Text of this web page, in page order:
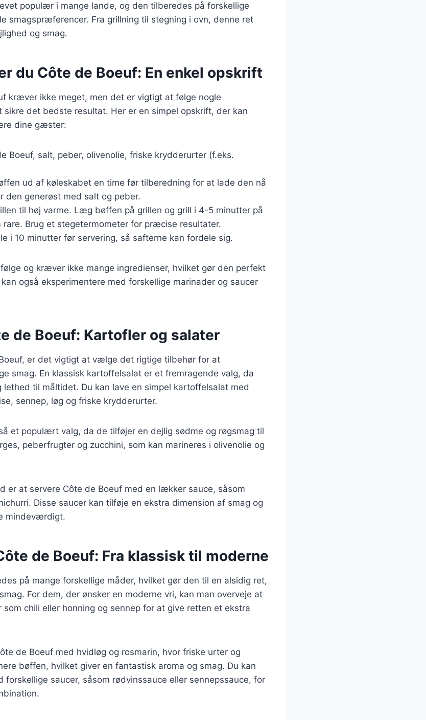
populær i mange lande, og den tilberedes på forskellige
smagspræferencer. Fra grillning til stegning i ovn, denne ret
og smag.
du Côte de Boeuf: En enkel opskrift
kræver ikke meget, men det er vigtigt at følge nogle
det bedste resultat. Her er en simpel opskrift, der kan
dine gæster:
Boeuf, salt, peber, olivenolie, friske krydderurter (f.eks.
ud af køleskabet en time før tilberedning for at lade den nå
den generøst med salt og peber.
til høj varme. Læg bøffen på grillen og grill i 4-5 minutter på
rare. Brug et stegetermometer for præcise resultater.
i 10 minutter før servering, så safterne kan fordele sig.
og kræver ikke mange ingredienser, hvilket gør den perfekt
også eksperimentere med forskellige marinader og saucer
de Boeuf: Kartofler og salater
er det vigtigt at vælge det rigtige tilbehør for at
smag. En klassisk kartoffelsalat er et fremragende valg, da
til måltidet. Du kan lave en simpel kartoffelsalat med
sennep, løg og friske krydderurter.
et populært valg, da de tilføjer en dejlig sødme og røgsmag til
peberfrugter og zucchini, som kan marineres i olivenolie og
er at servere Côte de Boeuf med en lækker sauce, såsom
Disse saucer kan tilføje en ekstra dimension af smag og
mindeværdigt.
de Boeuf: Fra klassisk til moderne
på mange forskellige måder, hvilket gør den til en alsidig ret,
For dem, der ønsker en moderne vri, kan man overveje at
chili eller honning og sennep for at give retten et ekstra
de Boeuf med hvidløg og rosmarin, hvor friske urter og
bøffen, hvilket giver en fantastisk aroma og smag. Du kan
forskellige saucer, såsom rødvinssauce eller sennepssauce, for